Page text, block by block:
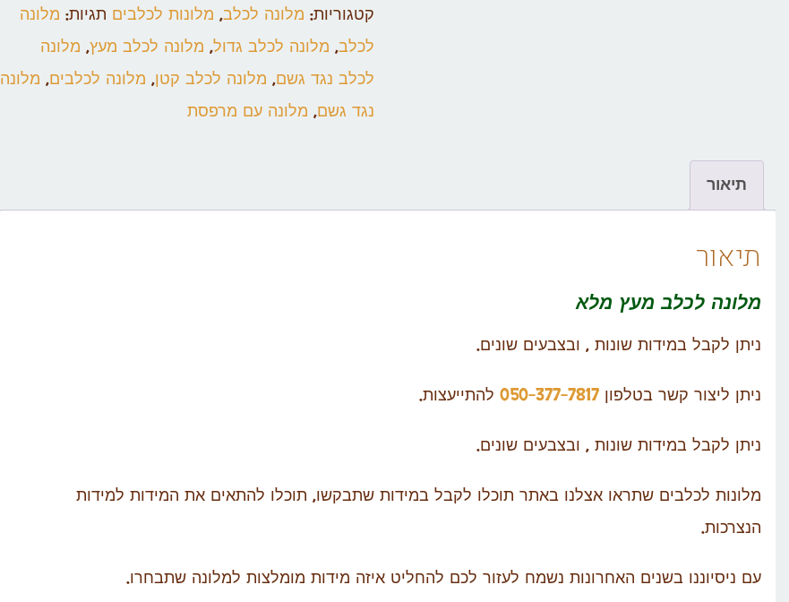
קטגוריות: מלונה לכלב, מלונות לכלבים תגיות: מלונה
לכלב, מלונה לכלב גדול, מלונה לכלב מעץ, מלונה
לכלב נגד גשם, מלונה לכלב קטן, מלונה לכלבים, מלונה
נגד גשם, מלונה עם מרפסת
תיאור
תיאור
מלונה לכלבמעץ מלא
ניתן לקבל במידות שונות , ובצבעים שונים.
ניתן ליצור קשר בטלפון 050-377-7817 להתייעצות.
ניתן לקבל במידות שונות , ובצבעים שונים.
מלונות לכלבים שתראו אצלנו באתר תוכלו לקבל במידות שתבקשו, תוכלו להתאים את המידות למידות
הנצרכות.
עם ניסיוננו בשנים האחרונות נשמח לעזור לכם להחליט איזה מידות מומלצות למלונה שתבחרו.